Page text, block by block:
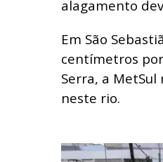
alagamento
Em São
centímetros
Serra, a
neste rio.